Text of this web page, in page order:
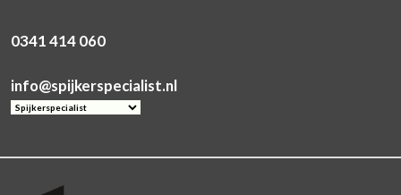
0341 414 060
info@spijkerspecialist.nl